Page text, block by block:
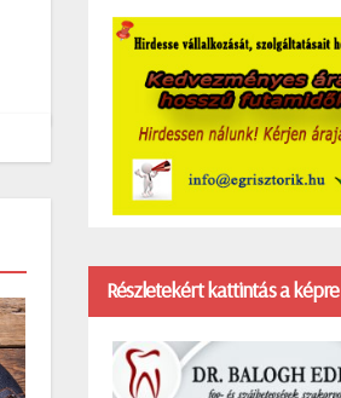
Részletekért kattintás a képre